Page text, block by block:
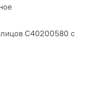
C40200580 с